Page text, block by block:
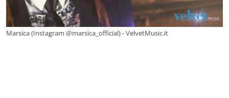
Marsica (Instagram @marsica_official) - VelvetMusic.it